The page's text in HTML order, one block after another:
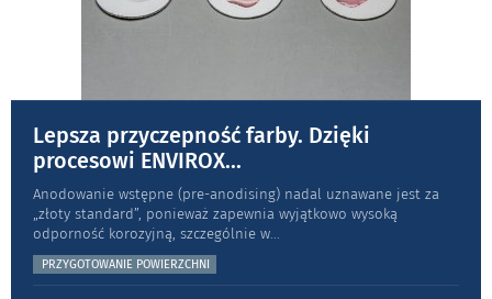
Lepsza przyczepność farby. Dzięki
procesowi ENVIROX...
Anodowanie wstępne (pre-anodising) nadal uznawane jest za
„złoty standard”, ponieważ zapewnia wyjątkowo wysoką
odporność koro­zyjną, szczególnie w
PRZYGOTOWANIE POWIERZCHNI